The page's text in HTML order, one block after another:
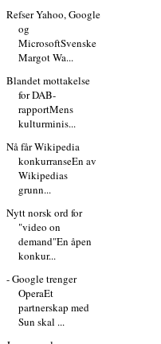
Refser Yahoo, Google
og
MicrosoftSvenske
Margot Wa...
Blandet mottakelse
for DAB-
rapportMens
kulturminis...
Nå får Wikipedia
konkurranseEn av
Wikipedias
grunn...
Nytt norsk ord for
"video on
demand"En åpen
konkur...
- Google trenger
OperaEt
partnerskap med
Sun skal ...